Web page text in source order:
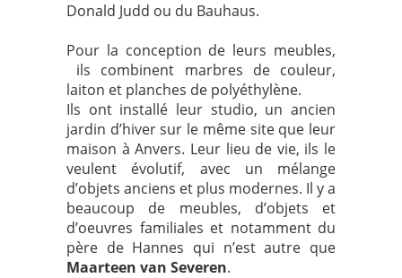
Donald Judd ou du Bauhaus.
Pour la conception de leurs meubles,
ils combinent marbres de couleur,
laiton et planches de polyéthylène.
Ils ont installé leur studio, un ancien
jardin d’hiver sur le même site que leur
maison à Anvers. Leur lieu de vie, ils le
veulent évolutif, avec un mélange
d’objets anciens et plus modernes. Il y a
beaucoup de meubles, d’objets et
d’oeuvres familiales et notamment du
père de Hannes qui n’est autre que
Maarteen van Severen.